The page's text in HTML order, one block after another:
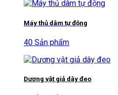
Máy thủ dâm tự động
40 Sản phẩm
Dương vật giả dây đeo